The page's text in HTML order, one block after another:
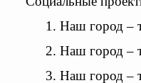
1. Наш город –
2. Наш город –
3. Наш город –